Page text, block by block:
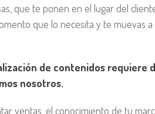
que te ponen en el lugar del
que lo necesita y te muevas a
de contenidos requiere
nosotros.
ventas, el conocimiento de tu